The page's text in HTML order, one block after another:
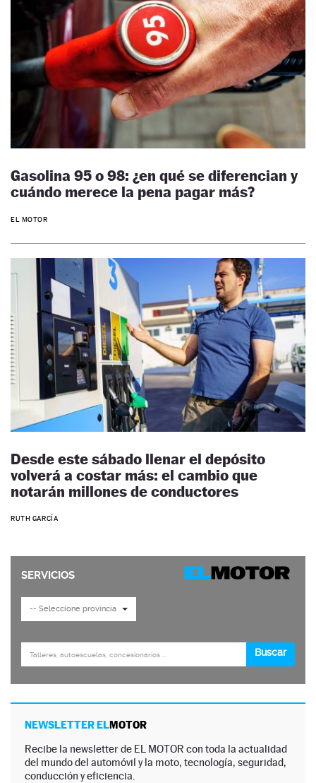
Gasolina 95 o 98: ¿en qué se diferencian y
cuándo merece la pena pagar más?
EL MOTOR
Desde este sábado llenar el depósito
volverá a costar más: el cambio que
notarán millones de conductores
RUTH GARCÍA
NEWSLETTER ELMOTOR
Recibe la newsletter de EL MOTOR con toda la actualidad
del mundo del automóvil y la moto, tecnología, seguridad,
conducción y eficiencia.